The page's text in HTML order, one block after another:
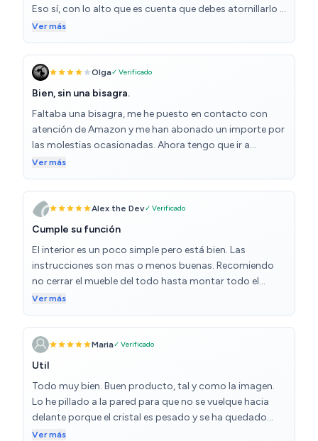
Eso sí, con lo alto que es cuenta que debes atornillarlo a
la pared si o si. El vendedor para mi muy bien, hicieron lo
que yo esperaba que puede que sea mas de lo que
debieran. Llegó la trasera rota por un golpe en la caja(
celeritas regular) y lo monté sin que me diera cuenta. Me
atendieron bien y rápido y me mandaron una
nueva,solo la trasera, que debió costar 10 veces mas el
envío que la trasera,sin coste. Perfecto
Ver más
Olga✓ Verificado
Bien, sin una bisagra.
Faltaba una bisagra, me he puesto en contacto con
atención de Amazon y me han abonado un importe por
las molestias ocasionadas. Ahora tengo que ir a
comprarla. Es un poco rollo que no comprueben que
todo es correcto. Pero por lo demás es bonito y se ve
de calidad. Pesa bastante pero es tal cual las fotos.
Estoy contenta con la compra.
Ver más
Alex the Dev✓ Verificado
Cumple su función
El interior es un poco simple pero está bien. Las
instrucciones son mas o menos buenas. Recomiendo
no cerrar el mueble del todo hasta montar todo el
interior. Todas las varillas y demás. una vez completado
el interior poner la puerta mientras todavia está en el
suelo. Luego elevarlo y anclarlo. El anclaje es
importante. La puerta con el espejo es bastante
pesada.
Ver más
Maria✓ Verificado
Util
Todo muy bien. Buen producto, tal y como la imagen.
Lo he pillado a la pared para que no se vuelque hacia
delante porque el cristal es pesado y se ha quedado
genial. Ya no tengo los zapatos debajo de las mesitas
Ver más